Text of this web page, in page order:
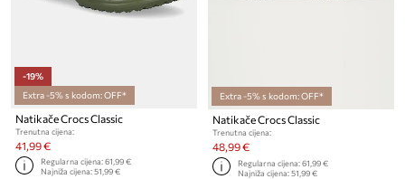
-19%
Extra -5% s kodom: OFF*
Natikače Crocs Classic
Trenutna cijena:
41,99 €
Regularna cijena:61,99 €
Najniža cijena:51,99 €
Extra -5% s kodom: OFF*
Natikače Crocs Classic
Trenutna cijena:
48,99 €
Regularna cijena:61,99 €
Najniža cijena:51,99 €